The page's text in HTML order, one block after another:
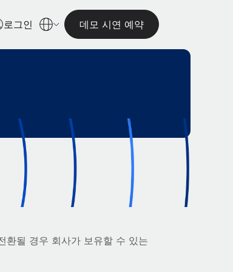
로그인 데모 시연 예약
환될 경우 회사가 보유할 수 있는